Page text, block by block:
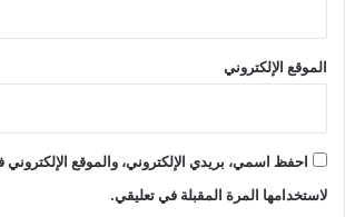
الموقع الإلكتروني
احفظ اسمي، بريدي الإلكتروني، والموقع
لاستخدامها المرة المقبلة في تعليقي.